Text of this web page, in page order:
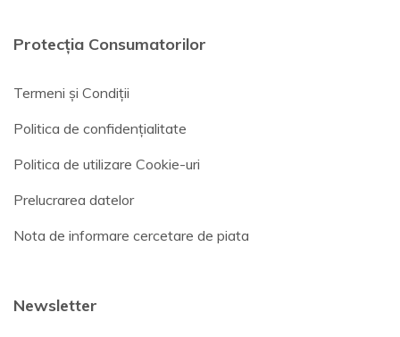
Protecția Consumatorilor
Termeni și Condiții
Politica de confidențialitate
Politica de utilizare Cookie-uri
Prelucrarea datelor
Nota de informare cercetare de piata
Newsletter